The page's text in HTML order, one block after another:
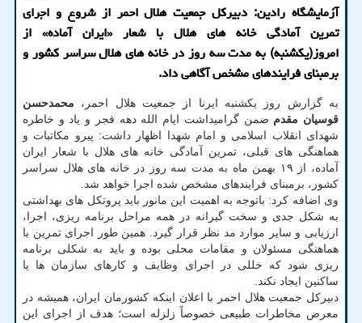
آزمایشگاه رادین: دبیرکل جمعیت هلال احمر از شروع و اجرای
تمرین آمادگی خانه های هلال با شعار «ایران آماده» از
امروز(یکشنبه) به مدت سه روز در خانه های هلال سراسر کشور و
برمبنای فرایندهای مشخص آگاهی داد.
به گزارش روز یکشنبه ایرنا از جمعیت هلال احمر، محمدحسن
قوسیان مقدم ضمن گرامیداشت ایام الله دهه فجر و یاد و خاطره
شهدای انقلاب اسلامی و امام شهدا اظهار داشت: پیرو مکاتبات و
هماهنگی های قبلی، تمرین آمادگی خانه های هلال با شعار ایران
آماده، از ۱۹ بهمن ماه به مدت سه روز در خانه های هلال سراسر
کشور، برمبنای فرایندهای مشخص شده اجرا خواهد شد.
وی اضافه کرد: باتوجه به اهمیت این مانور باید پروتکل های بهداشتی
به شکل جدی و سخت گیرانه در همه مراحل برنامه ریزی، اجرا،
ارزیابی و سایر موارد مد نظر قرار گیرد. همین طور اجرای تمرین با
هماهنگی مسئولان و مقامات محلی بوده و باید به شکلی برنامه
ریزی شود که خللی در اجرای وظایف و کارهای سازمان ها یا
ساکنین ایجاد نکند.
دبیرکل جمعیت هلال احمر با اعلان اینکه کشورمان ایران، همیشه در
معرض مخاطرات طبیعی خصوصاً زلزله است؛ هدف از اجرای این